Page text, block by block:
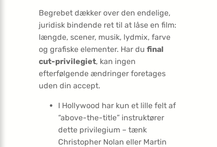
Begrebet dækker over den endelige,
juridisk bindende ret til at låse en film:
længde, scener, musik, lydmix, farve
og grafiske elementer. Har du final
cut-privilegiet, kan ingen
efterfølgende ændringer foretages
uden din accept.
I Hollywood har kun et lille felt af
“above-the-title” instruktører
dette privilegium – tænk
Christopher Nolan eller Martin